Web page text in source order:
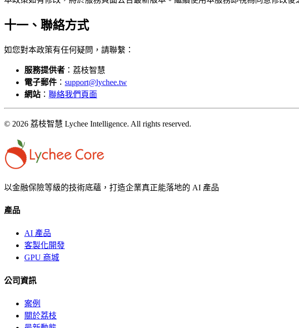
十一、聯絡方式
如您對本政策有任何疑問，請聯繫：
服務提供者 ：荔枝智慧
電子郵件 ： support@lychee.tw
網站 ： 聯絡我們頁面
© 2026 荔枝智慧 Lychee Intelligence. All rights reserved.
以金融保險等級的技術底蘊，打造企業真正能落地的 AI 產品
產品
AI 產品
客製化開發
GPU 商城
公司資訊
案例
關於荔枝